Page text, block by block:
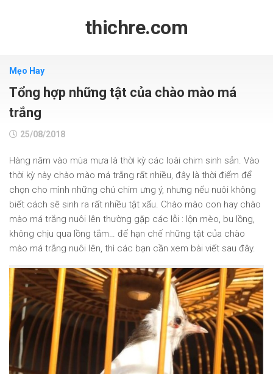
thichre.com
Mẹo Hay
Tổng hợp những tật của chào mào má
trắng
25/08/2018
Hàng năm vào mùa mưa là thời kỳ các loài chim sinh sản. Vào
thời kỳ này chào mào má trắng rất nhiều, đây là thời điểm để
chọn cho mình những chú chim ưng ý, nhưng nếu nuôi không
biết cách sẽ sinh ra rất nhiều tật xấu. Chào mào con hay chào
mào má trắng nuôi lên thường gặp các lỗi : lộn mèo, bu lồng,
không chịu qua lồng tắm… để hạn chế những tật của chào
mào má trắng nuôi lên, thì các bạn cần xem bài viết sau đây.